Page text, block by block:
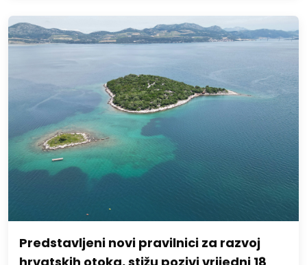
Predstavljeni novi pravilnici za razvoj